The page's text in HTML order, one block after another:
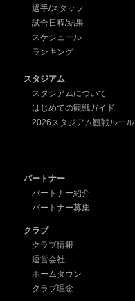
選手/スタッフ
試合日程/結果
スケジュール
ランキング
スタジアム
スタジアムについて
はじめての観戦ガイド
2026スタジアム観戦ルール
パートナー
パートナー紹介
パートナー募集
クラブ
クラブ情報
運営会社
ホームタウン
クラブ理念